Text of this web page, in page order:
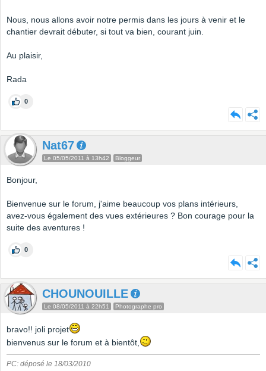
Nous, nous allons avoir notre permis dans les jours à venir et le
chantier devrait débuter, si tout va bien, courant juin.
Au plaisir,
Rada
0
Nat67
Le 05/05/2011 à 13h42 Bloggeur
Bonjour,
Bienvenue sur le forum, j'aime beaucoup vos plans intérieurs,
avez-vous également des vues extérieures ? Bon courage pour la
suite des aventures !
0
CHOUNOUILLE
Le 08/05/2011 à 22h51 Photographe pro
bravo!! joli projet
bienvenus sur le forum et à bientôt,
PC: déposé le 18/03/2010